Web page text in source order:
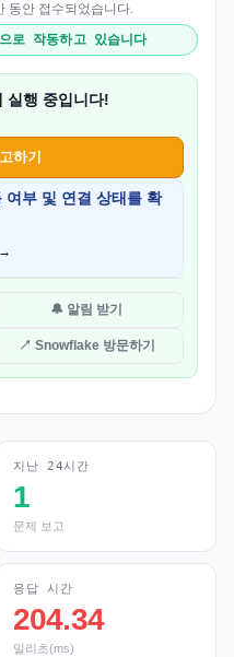
동안 접수되었습니다.
로 작동하고 있습니다
실행 중입니다!
하기
여부 및 연결 상태를 확
🔔 알림 받기
↗ Snowflake 방문하기
지난 24시간
1
문제 보고
응답 시간
204.34
밀리초(ms)